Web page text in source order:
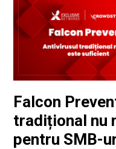
Falcon
tradițional nu
pentru SMB-